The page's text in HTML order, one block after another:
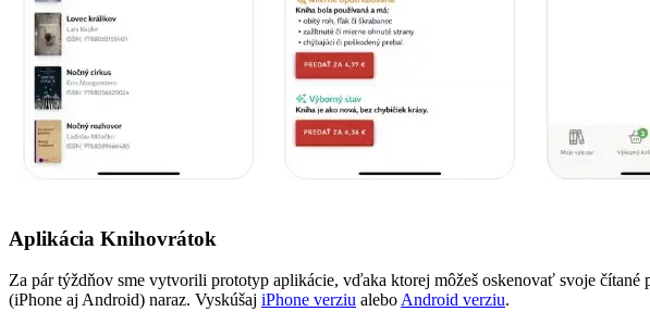
Aplikácia Knihovrátok
Za pár týždňov sme vytvorili prototyp aplikácie, vďaka ktorej môžeš oskenovať svoje
(iPhone aj Android) naraz. Vyskúšaj iPhone verziu alebo Android verziu.